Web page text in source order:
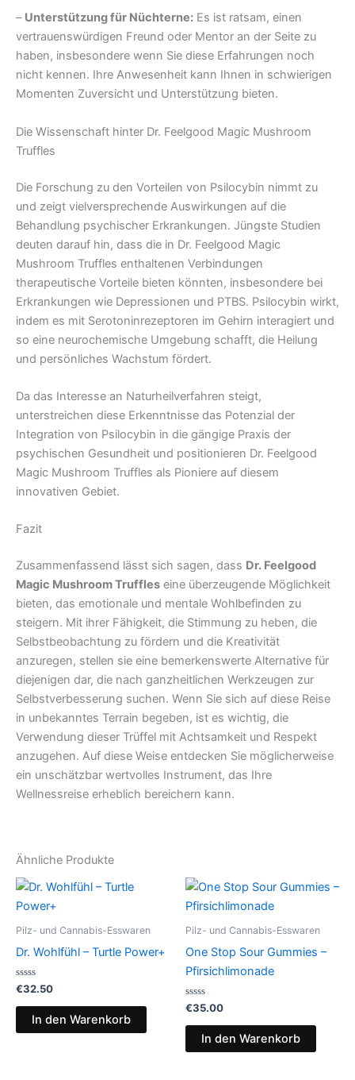
– Unterstützung für Nüchterne: Es ist ratsam, einen
vertrauenswürdigen Freund oder Mentor an der Seite zu
haben, insbesondere wenn Sie diese Erfahrungen noch
nicht kennen. Ihre Anwesenheit kann Ihnen in schwierigen
Momenten Zuversicht und Unterstützung bieten.
Die Wissenschaft hinter Dr. Feelgood Magic Mushroom
Truffles
Die Forschung zu den Vorteilen von Psilocybin nimmt zu
und zeigt vielversprechende Auswirkungen auf die
Behandlung psychischer Erkrankungen. Jüngste Studien
deuten darauf hin, dass die in Dr. Feelgood Magic
Mushroom Truffles enthaltenen Verbindungen
therapeutische Vorteile bieten könnten, insbesondere bei
Erkrankungen wie Depressionen und PTBS. Psilocybin wirkt,
indem es mit Serotoninrezeptoren im Gehirn interagiert und
so eine neurochemische Umgebung schafft, die Heilung
und persönliches Wachstum fördert.
Da das Interesse an Naturheilverfahren steigt,
unterstreichen diese Erkenntnisse das Potenzial der
Integration von Psilocybin in die gängige Praxis der
psychischen Gesundheit und positionieren Dr. Feelgood
Magic Mushroom Truffles als Pioniere auf diesem
innovativen Gebiet.
Fazit
Zusammenfassend lässt sich sagen, dass Dr. Feelgood
Magic Mushroom Truffles eine überzeugende Möglichkeit
bieten, das emotionale und mentale Wohlbefinden zu
steigern. Mit ihrer Fähigkeit, die Stimmung zu heben, die
Selbstbeobachtung zu fördern und die Kreativität
anzuregen, stellen sie eine bemerkenswerte Alternative für
diejenigen dar, die nach ganzheitlichen Werkzeugen zur
Selbstverbesserung suchen. Wenn Sie sich auf diese Reise
in unbekanntes Terrain begeben, ist es wichtig, die
Verwendung dieser Trüffel mit Achtsamkeit und Respekt
anzugehen. Auf diese Weise entdecken Sie möglicherweise
ein unschätzbar wertvolles Instrument, das Ihre
Wellnessreise erheblich bereichern kann.
Ähnliche Produkte
Pilz- und Cannabis-Esswaren
Dr. Wohlfühl – Turtle Power+
Bewertet
mit
0
€32.50
In den Warenkorb
Pilz- und Cannabis-Esswaren
One Stop Sour Gummies –
Pfirsichlimonade
Bewertet
mit
0
€35.00
In den Warenkorb